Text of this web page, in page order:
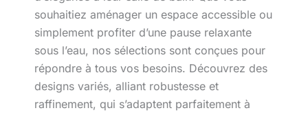
souhaitiez aménager un espace accessible ou
simplement profiter d’une pause relaxante
sous l’eau, nos sélections sont conçues pour
répondre à tous vos besoins. Découvrez des
designs variés, alliant robustesse et
raffinement, qui s’adaptent parfaitement à